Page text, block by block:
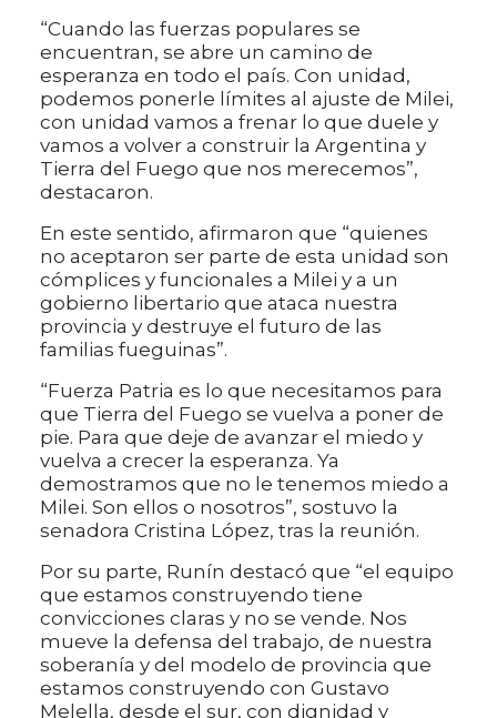
“Cuando las fuerzas populares se
encuentran, se abre un camino de
esperanza en todo el país. Con unidad,
podemos ponerle límites al ajuste de Milei,
con unidad vamos a frenar lo que duele y
vamos a volver a construir la Argentina y
Tierra del Fuego que nos merecemos”,
destacaron.
En este sentido, afirmaron que “quienes
no aceptaron ser parte de esta unidad son
cómplices y funcionales a Milei y a un
gobierno libertario que ataca nuestra
provincia y destruye el futuro de las
familias fueguinas”.
“Fuerza Patria es lo que necesitamos para
que Tierra del Fuego se vuelva a poner de
pie. Para que deje de avanzar el miedo y
vuelva a crecer la esperanza. Ya
demostramos que no le tenemos miedo a
Milei. Son ellos o nosotros”, sostuvo la
senadora Cristina López, tras la reunión.
Por su parte, Runín destacó que “el equipo
que estamos construyendo tiene
convicciones claras y no se vende. Nos
mueve la defensa del trabajo, de nuestra
soberanía y del modelo de provincia que
estamos construyendo con Gustavo
Melella, desde el sur, con dignidad y